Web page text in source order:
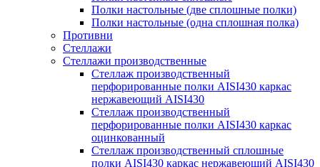
Полки настольные (две сплошные полки)
Полки настольные (одна сплошная полка)
Противни
Стеллажи
Стеллажи производственные
Стеллаж производственный
перфорированные полки AISI430 каркас
нержавеющий AISI430
Стеллаж производственный
перфорированные полки AISI430 каркас
оцинкованный
Стеллаж производственный сплошные
полки AISI430 каркас нержавеющий AISI430